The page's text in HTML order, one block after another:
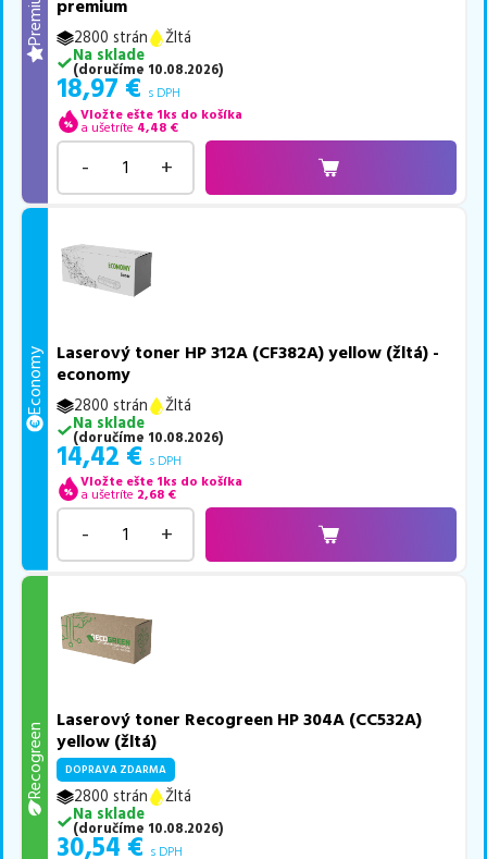
Premium premium
2800 strán
Žltá
Na sklade
(doručíme 10.08.2026)
18,97 € s DPH
Vložte ešte 1ks do košíka
a ušetríte 4,48 €
- +
Economy
Laserový toner HP 312A (CF382A) yellow (žltá) -
economy
2800 strán
Žltá
Na sklade
(doručíme 10.08.2026)
14,42 € s DPH
Vložte ešte 1ks do košíka
a ušetríte 2,68 €
- +
Recogreen
Laserový toner Recogreen HP 304A (CC532A)
yellow (žltá)
DOPRAVA ZDARMA
2800 strán
Žltá
Na sklade
(doručíme 10.08.2026)
30,54 € s DPH